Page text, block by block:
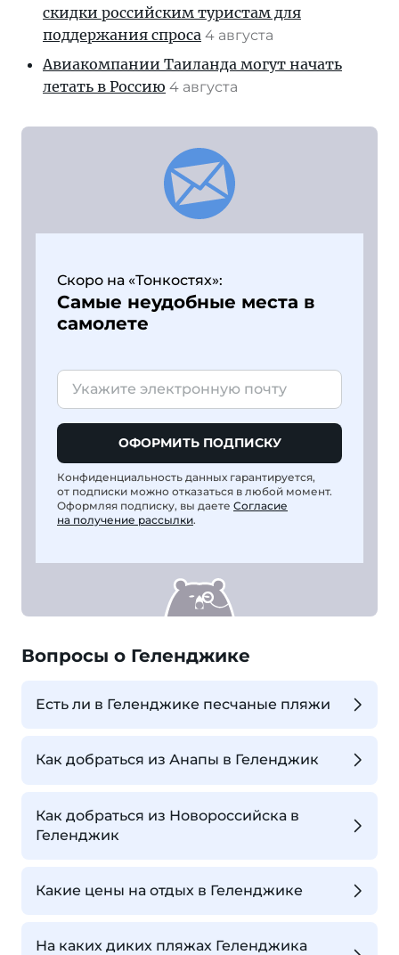
скидки российским туристам для
поддержания спроса 4 августа
Авиакомпании Таиланда могут начать
летать в Россию 4 августа
Скоро на «Тонкостях»:
Самые неудобные места в
самолете
ОФОРМИТЬ ПОДПИСКУ
Конфиденциальность данных гарантируется,
от подписки можно отказаться в любой момент.
Оформляя подписку, вы даете Согласие
на получение рассылки.
Вопросы о Геленджике
Есть ли в Геленджике песчаные пляжи
Как добраться из Анапы в Геленджик
Как добраться из Новороссийска в
Геленджик
Какие цены на отдых в Геленджике
На каких диких пляжах Геленджика